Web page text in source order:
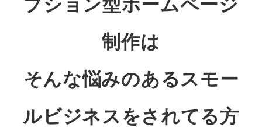
プション型ホームページ
制作は
そんな悩みのあるスモー
ルビジネスをされてる方